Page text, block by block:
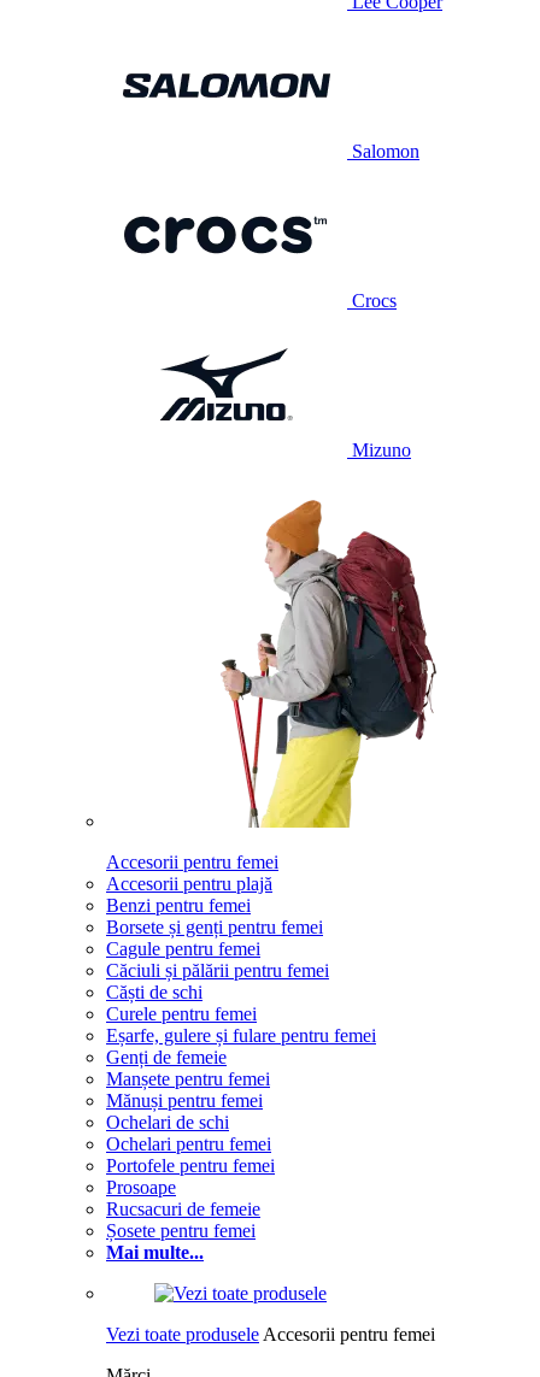
Salomon
Crocs
Mizuno
Accesorii pentru femei
Accesorii pentru plajă
Benzi pentru femei
Borsete și genți pentru femei
Cagule pentru femei
Căciuli și pălării pentru femei
Căști de schi
Curele pentru femei
Eșarfe, gulere și fulare pentru femei
Genți de femeie
Manșete pentru femei
Mănuși pentru femei
Ochelari de schi
Ochelari pentru femei
Portofele pentru femei
Prosoape
Rucsacuri de femeie
Șosete pentru femei
Mai multe...
Vezi toate produsele Accesorii pentru femei